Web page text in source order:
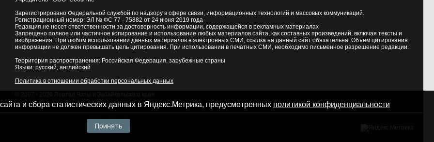
Зарегистрировано Федеральной службой по надзору в сфере связи, информационных технологий и массовых коммуникаций.
Регистрационный номер: ЭЛ № ФС 77 - 75882 от 24 июня 2019 года
Редакция не несет ответственности за достоверность информации, содержащейся в рекламных материалах
Запрещено полное или частичное копирование и использование любых материалов сайта, как составных произведений, включая тексты и
изображения. При любом использовании данных материалов в электронных СМИ, ссылка на данный сайт обязательна. Объем цитирования
информации не должен превышать цель цитирования. При использовании в печатных СМИ, необходимо письменное разрешение редакции.
Территория распространения: Российская Федерация, зарубежные страны
Языки: русский, английский
Политика в отношении обработки персональных данных
и сбора статистических данных в Яндекс.Метрика, предусмотренных политикой конфиденциальности
Принять